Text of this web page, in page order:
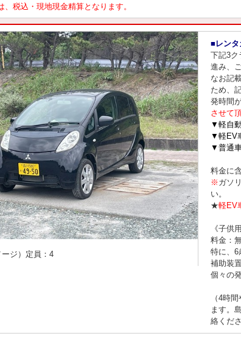
税込・現地現金精算となります。
ジ）定員：4
■レンタ
下記3ク
進み、
なお記
ため、
発時間
させて
▼軽自
▼軽EV
▼普通
料金に
※ ガソ
い。
★軽EV
《子供
料金：
特に、6
補助装
個々の
（4時
ます。
絡くだ